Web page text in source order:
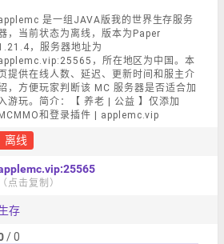
是一组JAVA版我的世界生存服务
，当前状态为离线，版本为Paper
，服务器地址为
，所在地区为中国。本
页提供在线人数、延迟、更新时间和服主介
，方便玩家判断该 MC 服务器是否适合加
游玩。简介：【 养老 | 公益 】仅添加
MCMMO和登录插件 | applemc.vip
离线
（点击复制）
存
/ 0